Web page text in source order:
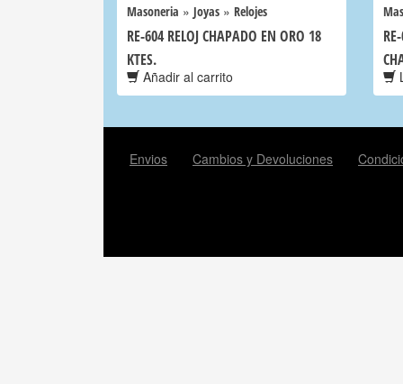
Masoneria » Joyas » Relojes
RE-604 RELOJ CHAPADO EN ORO 18
KTES.
Añadir al carrito
Envios Cambios y Devoluciones